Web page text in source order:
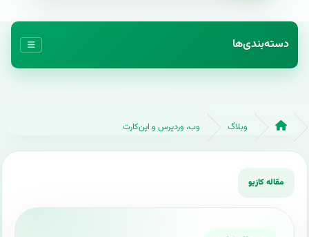
دسته‌بندی‌ها
وبلاگ وب، وردپرس و اپن‌کارت